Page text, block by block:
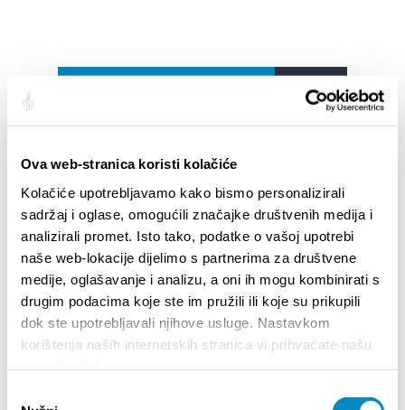
Ova web-stranica koristi kolačiće
Kolačiće upotrebljavamo kako bismo personalizirali
sadržaj i oglase, omogućili značajke društvenih medija i
analizirali promet. Isto tako, podatke o vašoj upotrebi
naše web-lokacije dijelimo s partnerima za društvene
medije, oglašavanje i analizu, a oni ih mogu kombinirati s
drugim podacima koje ste im pružili ili koje su prikupili
dok ste upotrebljavali njihove usluge. Nastavkom
korištenja naših internetskih stranica vi prihvaćate našu
CITY OF SPLIT EVENT CALENDAR
18/06/26- 24/09/26
15th SUMMER CHARMS OF CLASSICAL
MUSIC
01/07/26- 26/08/26
HORROR IN THE YOUTH CENTER 2